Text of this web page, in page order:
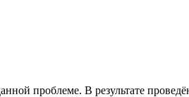
проблеме. В результате